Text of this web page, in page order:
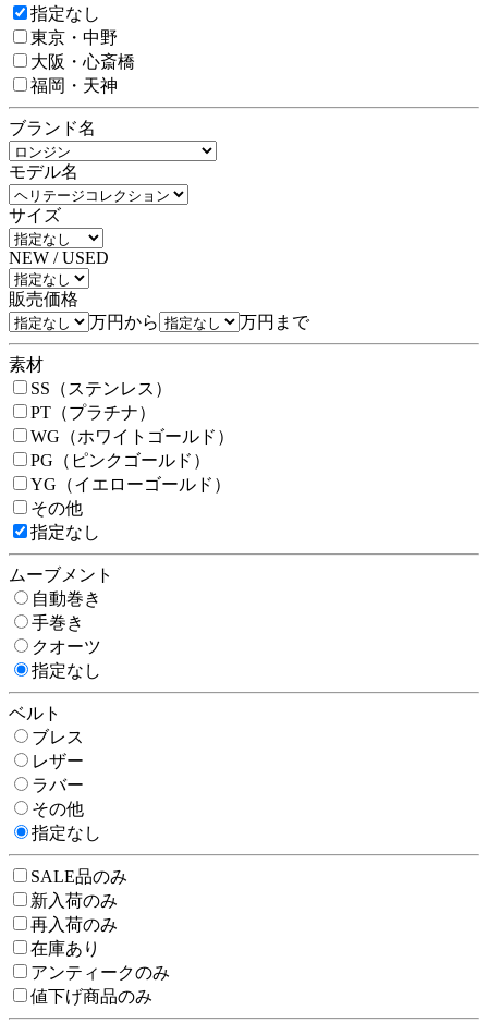
指定なし
東京・中野
大阪・心斎橋
福岡・天神
ブランド名
モデル名
サイズ
NEW / USED
販売価格
万円から
万円まで
素材
SS（ステンレス）
PT（プラチナ）
WG（ホワイトゴールド）
PG（ピンクゴールド）
YG（イエローゴールド）
その他
指定なし
ムーブメント
自動巻き
手巻き
クオーツ
指定なし
ベルト
ブレス
レザー
ラバー
その他
指定なし
SALE品のみ
新入荷のみ
再入荷のみ
在庫あり
アンティークのみ
値下げ商品のみ